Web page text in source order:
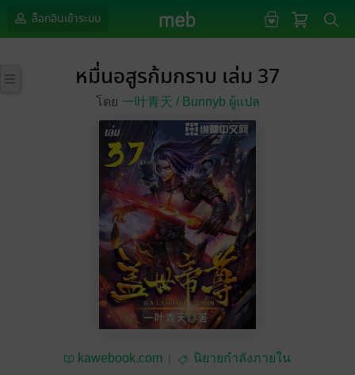
ล็อกอินเข้าระบบ
หมื่นอสูรก้มกราบ เล่ม 37
โดย 一叶青天 / Bunnyb ผู้แปล
kawebook.com นิยายกำลังภายใน